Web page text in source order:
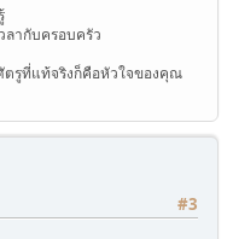
ลากับครอบครัว
ตรูที่แท้จริงก็คือหัวใจของคุณ
#3